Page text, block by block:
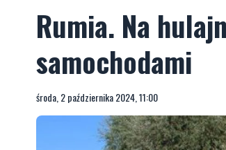
Rumia. Na
samochodami
środa, 2 października 2024, 11:00